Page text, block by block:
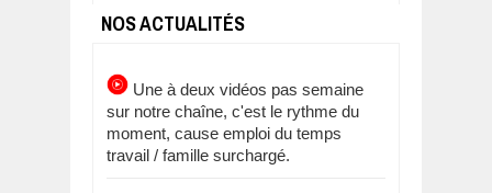
NOS ACTUALITÉS
Une à deux vidéos pas semaine
sur notre chaîne, c'est le rythme du
moment, cause emploi du temps
travail / famille surchargé.